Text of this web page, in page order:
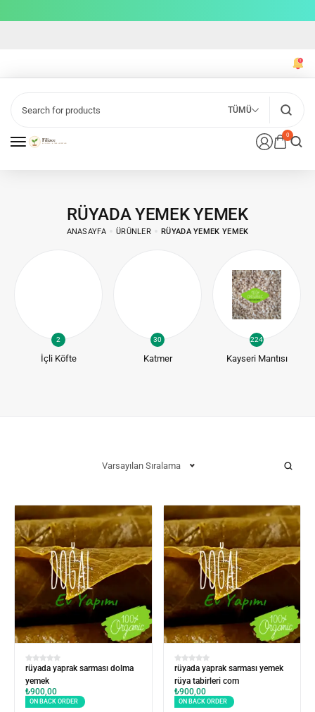
0
TÜMÜ
RÜYADA YEMEK YEMEK
ANASAYFA ÜRÜNLER RÜYADA YEMEK YEMEK
2
İçli Köfte
30
Katmer
224
Kayseri Mantısı
Varsayılan Sıralama
rüyada yaprak sarması dolma
yemek
₺900,00
ON BACK ORDER
rüyada yaprak sarması yemek
rüya tabirleri com
₺900,00
ON BACK ORDER